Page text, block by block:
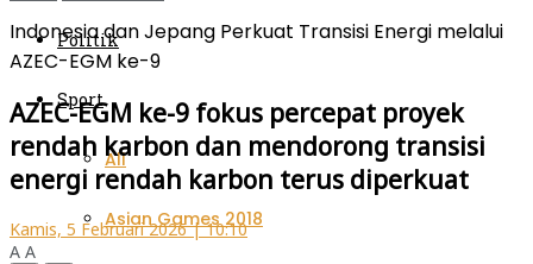
Politik
Sport
All
Asian Games 2018
Indonesia dan Jepang Perkuat Transisi Energi melalui
AZEC-EGM ke-9
AZEC-EGM ke-9 fokus percepat proyek
rendah karbon dan mendorong transisi
energi rendah karbon terus diperkuat
Kamis, 5 Februari 2026 | 10:10
A A